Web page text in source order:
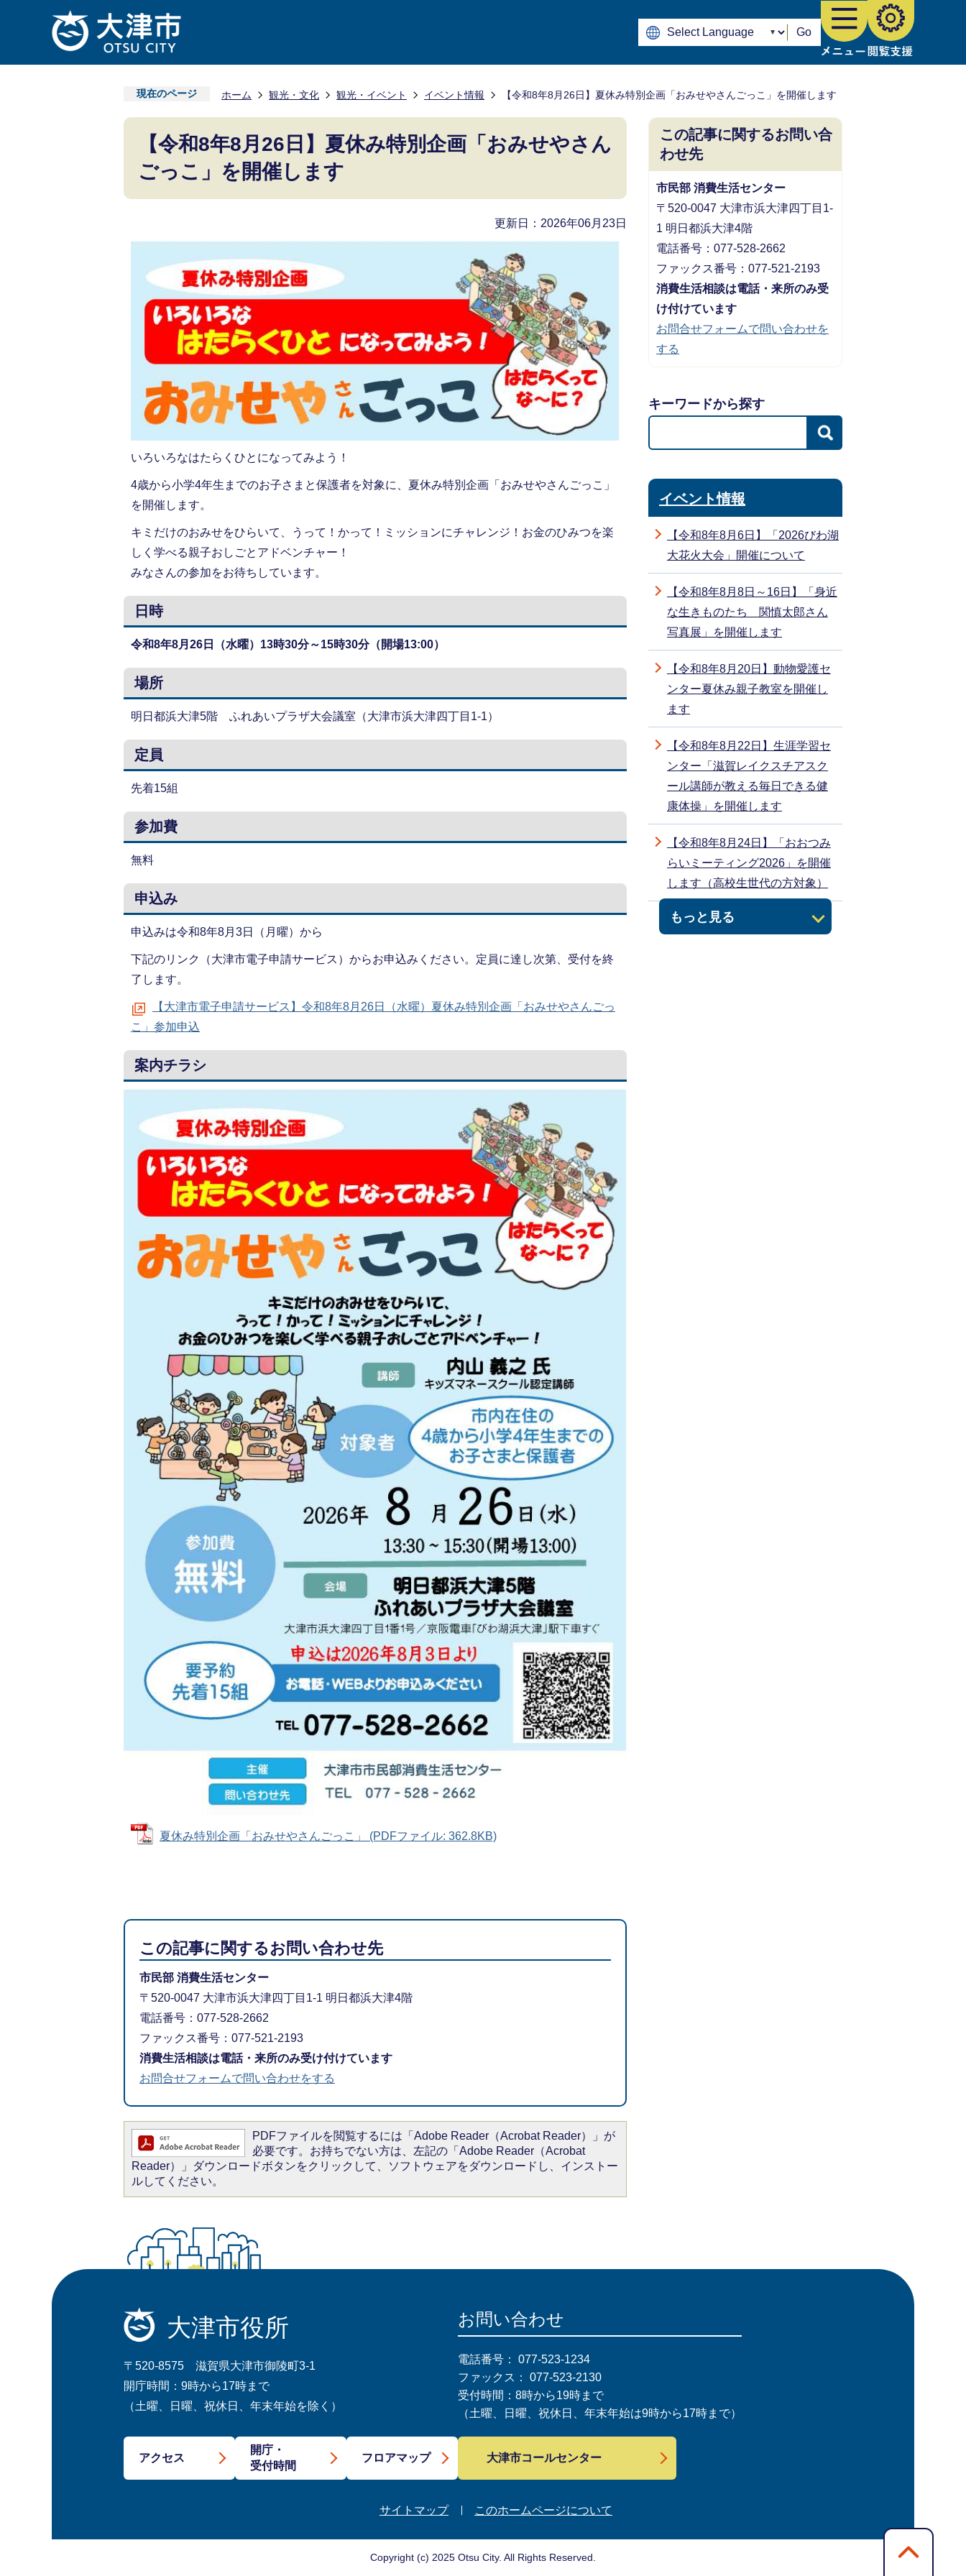
Go
現在のページ ホーム 観光・文化 観光・イベント イベント情報 【令和8年8月26日】夏休み特別企画「おみせやさんごっこ」を開催します
【令和8年8月26日】夏休み特別企画「おみせやさん
ごっこ」を開催します
更新日：2026年06月23日
いろいろなはたらくひとになってみよう！
4歳から小学4年生までのお子さまと保護者を対象に、夏休み特別企画「おみせやさんごっこ」
を開催します。
キミだけのおみせをひらいて、うって！かって！ミッションにチャレンジ！お金のひみつを楽
しく学べる親子おしごとアドベンチャー！
みなさんの参加をお待ちしています。
日時
令和8年8月26日（水曜）13時30分～15時30分（開場13:00）
場所
明日都浜大津5階 ふれあいプラザ大会議室（大津市浜大津四丁目1-1）
定員
先着15組
参加費
無料
申込み
申込みは令和8年8月3日（月曜）から
下記のリンク（大津市電子申請サービス）からお申込みください。定員に達し次第、受付を終
了します。
【大津市電子申請サービス】令和8年8月26日（水曜）夏休み特別企画「おみせやさんごっ
こ」参加申込
案内チラシ
夏休み特別企画「おみせやさんごっこ」 (PDFファイル: 362.8KB)
この記事に関するお問い合わせ先
市民部 消費生活センター
〒520-0047 大津市浜大津四丁目1-1 明日都浜大津4階
電話番号：077-528-2662
ファックス番号：077-521-2193
消費生活相談は電話・来所のみ受け付けています
お問合せフォームで問い合わせをする
PDFファイルを閲覧するには「Adobe Reader（Acrobat Reader）」が
必要です。お持ちでない方は、左記の「Adobe Reader（Acrobat
Reader）」ダウンロードボタンをクリックして、ソフトウェアをダウンロードし、インストー
ルしてください。
この記事に関するお問い合
わせ先
市民部 消費生活センター
〒520-0047 大津市浜大津四丁目1-
1 明日都浜大津4階
電話番号：077-528-2662
ファックス番号：077-521-2193
消費生活相談は電話・来所のみ受
け付けています
お問合せフォームで問い合わせを
する
キーワードから探す
イベント情報
【令和8年8月6日】「2026びわ湖
大花火大会」開催について
【令和8年8月8日～16日】「身近
な生きものたち 関慎太郎さん
写真展」を開催します
【令和8年8月20日】動物愛護セ
ンター夏休み親子教室を開催し
ます
もっと見る
【令和8年8月22日】生涯学習セ
ンター「滋賀レイクスチアスク
ール講師が教える毎日できる健
康体操」を開催します
【令和8年8月24日】「おおつみ
らいミーティング2026」を開催
します（高校生世代の方対象）
大津市役所
〒520-8575 滋賀県大津市御陵町3-1
開庁時間：9時から17時まで
（土曜、日曜、祝休日、年末年始を除く）
アクセス
開庁・
受付時間
フロアマップ
お問い合わせ
電話番号： 077-523-1234
ファックス： 077-523-2130
受付時間：8時から19時まで
（土曜、日曜、祝休日、年末年始は9時から17時まで）
大津市コールセンター
サイトマップ このホームページについて
Copyright (c) 2025 Otsu City. All Rights Reserved.